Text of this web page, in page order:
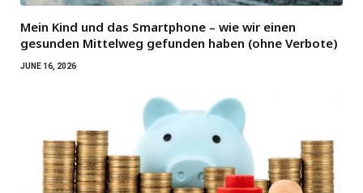
Mein Kind und das Smartphone – wie wir einen
gesunden Mittelweg gefunden haben (ohne Verbote)
JUNE 16, 2026